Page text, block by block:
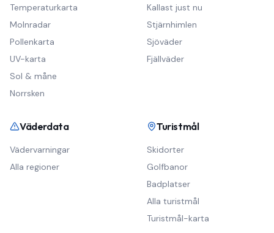
Temperaturkarta
Molnradar
Pollenkarta
UV-karta
Sol & måne
Norrsken
Kallast just nu
Stjärnhimlen
Sjöväder
Fjällväder
Väderdata
Vädervarningar
Alla regioner
Turistmål
Skidorter
Golfbanor
Badplatser
Alla turistmål
Turistmål-karta